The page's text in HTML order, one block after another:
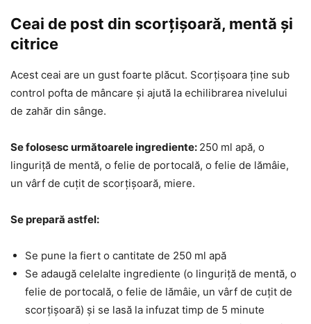
Ceai de post din scorțișoară, mentă și
citrice
Acest ceai are un gust foarte plăcut. Scorțișoara ține sub
control pofta de mâncare și ajută la echilibrarea nivelului
de zahăr din sânge.
Se folosesc următoarele ingrediente: 250 ml apă, o
linguriță de mentă, o felie de portocală, o felie de lămâie,
un vârf de cuțit de scorțișoară, miere.
Se prepară astfel:
Se pune la fiert o cantitate de 250 ml apă
Se adaugă celelalte ingrediente (o linguriță de mentă, o
felie de portocală, o felie de lămâie, un vârf de cuțit de
scorțișoară) și se lasă la infuzat timp de 5 minute